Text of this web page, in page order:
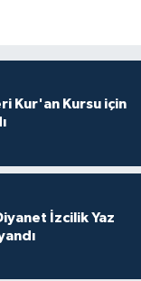
Kur'an Kursu için
İzcilik Yaz